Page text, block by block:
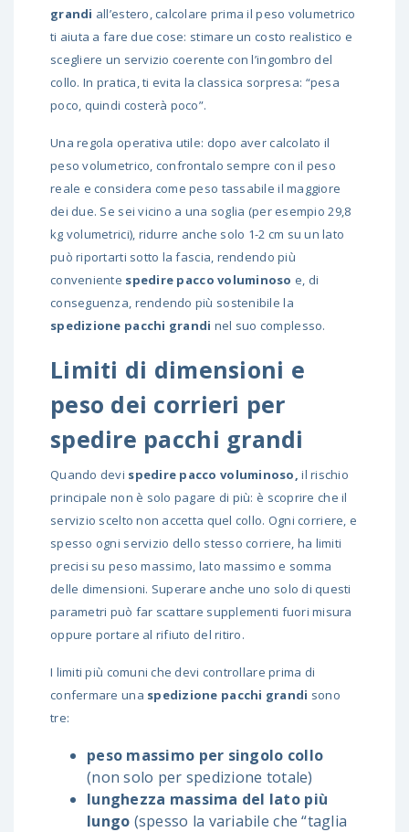
grandi all’estero, calcolare prima il peso volumetrico
ti aiuta a fare due cose: stimare un costo realistico e
scegliere un servizio coerente con l’ingombro del
collo. In pratica, ti evita la classica sorpresa: “pesa
poco, quindi costerà poco”.
Una regola operativa utile: dopo aver calcolato il
peso volumetrico, confrontalo sempre con il peso
reale e considera come peso tassabile il maggiore
dei due. Se sei vicino a una soglia (per esempio 29,8
kg volumetrici), ridurre anche solo 1-2 cm su un lato
può riportarti sotto la fascia, rendendo più
conveniente spedire pacco voluminoso e, di
conseguenza, rendendo più sostenibile la
spedizione pacchi grandi nel suo complesso.
Limiti di dimensioni e
peso dei corrieri per
spedire pacchi grandi
Quando devi spedire pacco voluminoso, il rischio
principale non è solo pagare di più: è scoprire che il
servizio scelto non accetta quel collo. Ogni corriere, e
spesso ogni servizio dello stesso corriere, ha limiti
precisi su peso massimo, lato massimo e somma
delle dimensioni. Superare anche uno solo di questi
parametri può far scattare supplementi fuori misura
oppure portare al rifiuto del ritiro.
I limiti più comuni che devi controllare prima di
confermare una spedizione pacchi grandi sono
tre:
peso massimo per singolo collo
(non solo per spedizione totale)
lunghezza massima del lato più
lungo (spesso la variabile che “taglia